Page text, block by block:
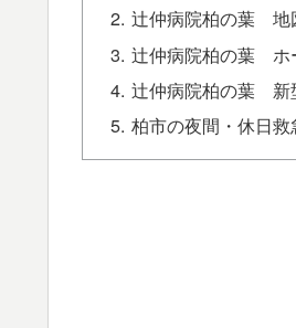
辻仲病院柏の葉 地
辻仲病院柏の葉 ホ
辻仲病院柏の葉 新
柏市の夜間・休日